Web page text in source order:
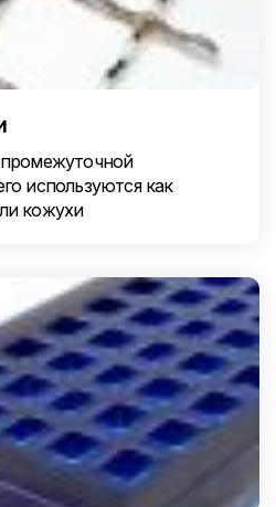
используются как
кожухи